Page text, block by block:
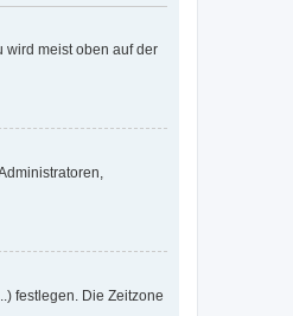
wird meist oben auf der
festlegen. Die Zeitzone